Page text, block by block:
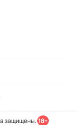
защищены. 18+